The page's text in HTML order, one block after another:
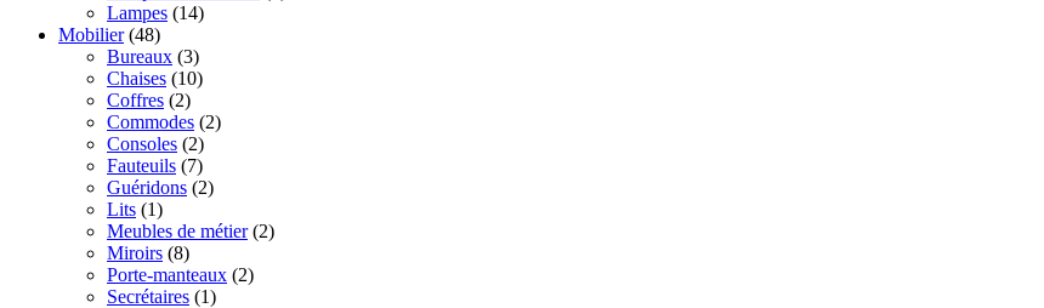
Lampes (14)
Mobilier (48)
Bureaux (3)
Chaises (10)
Coffres (2)
Commodes (2)
Consoles (2)
Fauteuils (7)
Guéridons (2)
Lits (1)
Meubles de métier (2)
Miroirs (8)
Porte-manteaux (2)
Secrétaires (1)